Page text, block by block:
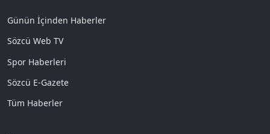
Günün İçinden Haberler
Sözcü Web TV
Spor Haberleri
Sözcü E-Gazete
Tüm Haberler